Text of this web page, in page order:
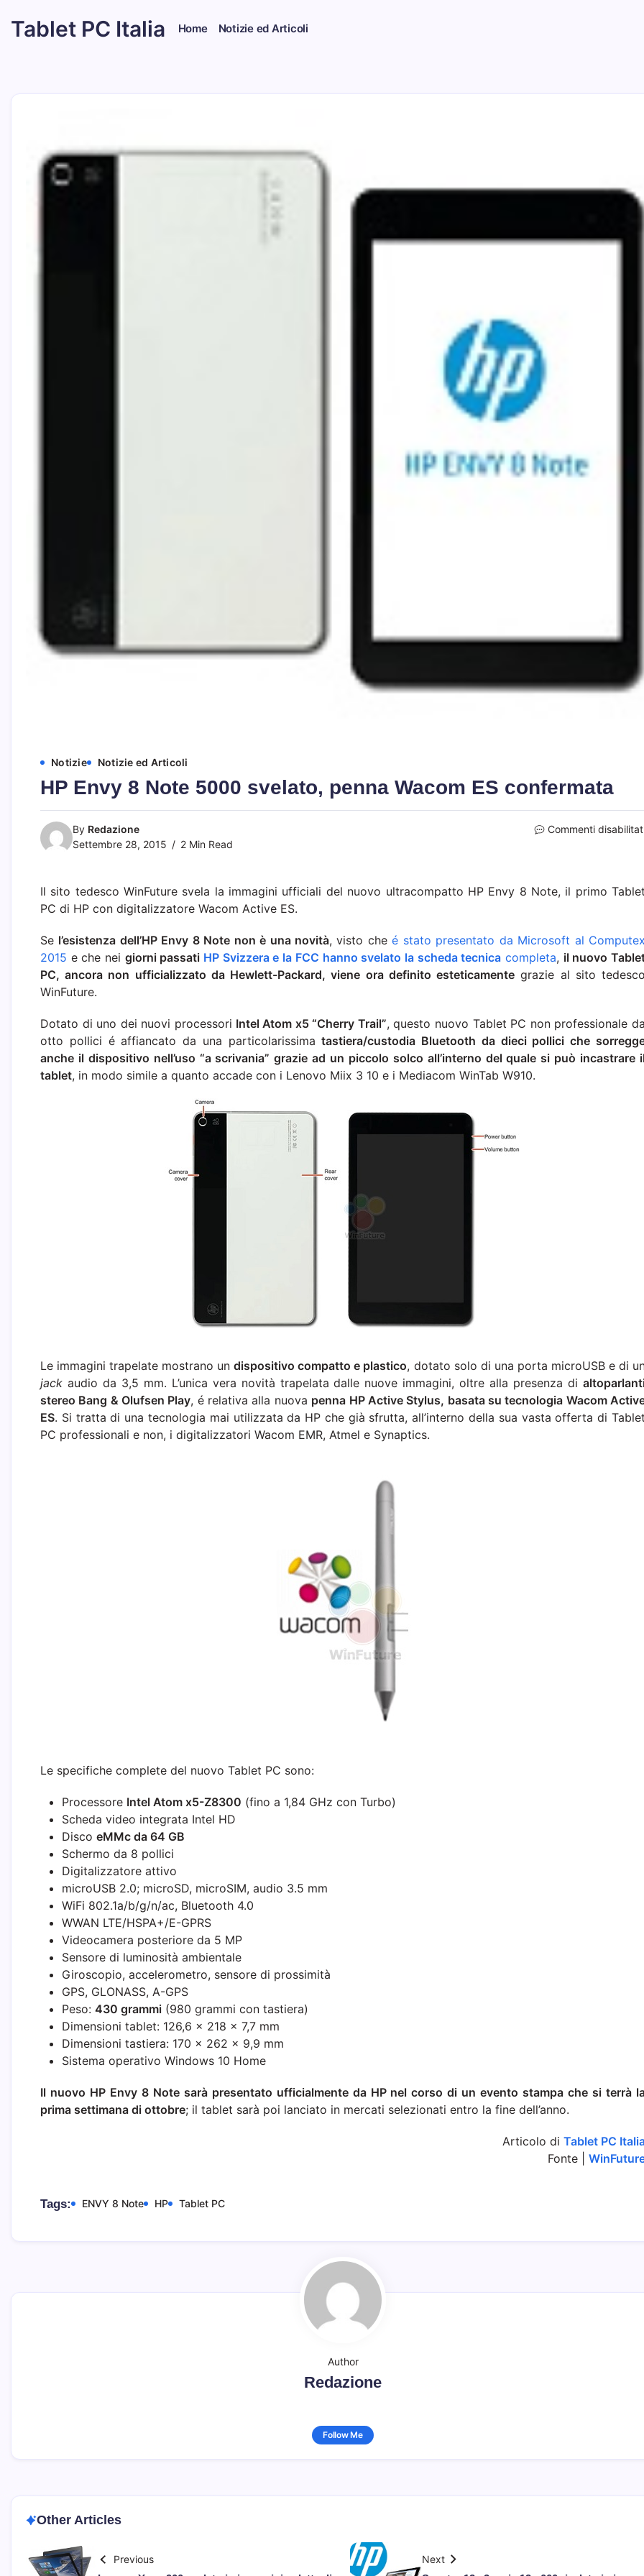
content
Tablet PC Italia Home Notizie ed Articoli
Notizie Notizie ed Articoli
HP Envy 8 Note 5000 svelato, penna Wacom ES confermata
By Redazione
Settembre 28, 2015
2 Min Read
Commenti
Il sito tedesco WinFuture svela la immagini ufficiali del nuovo ultracompatto HP Envy 8 Note, il primo Tablet
PC di HP con digitalizzatore Wacom Active ES.
Se l’esistenza dell’HP Envy 8 Note non è una novità, visto cheé stato presentato da Microsoft al Computex
2015 e che nei giorni passati HP Svizzera e la FCC hanno svelato la scheda tecnica completa, il nuovo
PC, ancora non ufficializzato da Hewlett-Packard, viene ora definito esteticamente grazie al sito tedesco
WinFuture.
Dotato di uno dei nuovi processori Intel Atom x5 “Cherry Trail”, questo nuovo Tablet PC non professionale da
otto pollici é affiancato da una particolarissimatastiera/custodia Bluetooth da dieci pollici che
anche il dispositivo nell’uso “a scrivania” grazie ad un piccolo solco all’interno del quale si può incastrare
tablet, in modo simile a quanto accade con i Lenovo Miix 3 10 e i Mediacom WinTab W910.
Le immagini trapelate mostrano undispositivo compatto e plastico, dotato solo di una porta microUSB e di
jack audio da 3,5 mm. L’unica vera novità trapelata dalle nuove immagini, oltre alla presenza di
stereo Bang & Olufsen Play, é relativa alla nuova penna HP Active Stylus, basata su tecnologia Wacom
ES. Si tratta di una tecnologia mai utilizzata da HP che già sfrutta, all’interno della sua vasta offerta di Tablet
PC professionali e non, i digitalizzatori Wacom EMR, Atmel e Synaptics.
Le specifiche complete del nuovo Tablet PC sono:
Processore Intel Atom x5-Z8300 (fino a 1,84 GHz con Turbo)
Scheda video integrata Intel HD
Disco eMMc da 64 GB
Schermo da 8 pollici
Digitalizzatore attivo
microUSB 2.0; microSD, microSIM, audio 3.5 mm
WiFi 802.1a/b/g/n/ac, Bluetooth 4.0
WWAN LTE/HSPA+/E-GPRS
Videocamera posteriore da 5 MP
Sensore di luminosità ambientale
Giroscopio, accelerometro, sensore di prossimità
GPS, GLONASS, A-GPS
Peso: 430 grammi (980 grammi con tastiera)
Dimensioni tablet: 126,6 × 218 × 7,7 mm
Dimensioni tastiera: 170 × 262 × 9,9 mm
Sistema operativo Windows 10 Home
Il nuovo HP Envy 8 Note sarà presentato ufficialmente da HP nel corso di un evento stampa che si terrà
prima settimana di ottobre; il tablet sarà poi lanciato in mercati selezionati entro la fine dell’anno.
Articolo di Tablet PC
Fonte |
Tags: ENVY 8 Note HP Tablet PC
Author
Redazione
Follow Me
Other Articles
Previous
Next